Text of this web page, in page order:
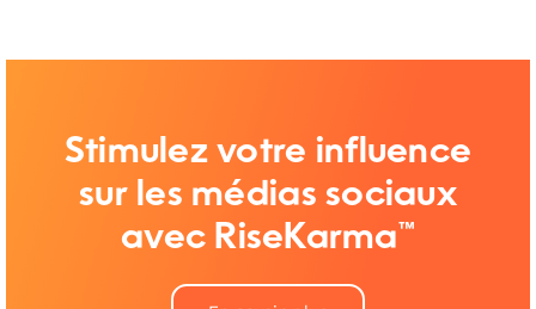
Stimulez votre influence
sur les médias sociaux
avec RiseKarma™